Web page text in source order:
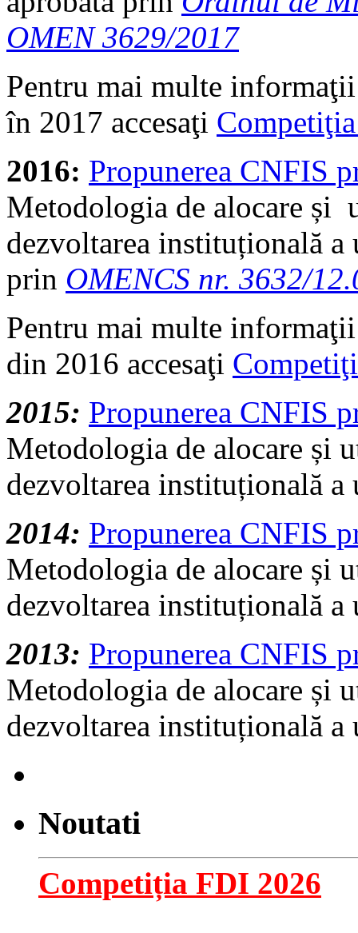
OMEN 3629/2017
Pentru mai multe
în 2017 accesaţi
2016: Propunerea CNFIS
Metodologia de alocare și
dezvoltarea instituțională
prin OMENCS nr. 3632/
Pentru mai multe
din 2016 accesaţi
2015: Propunerea CNFIS
Metodologia de alocare și
dezvoltarea instituțională
2014: Propunerea CNFIS
Metodologia de alocare și
dezvoltarea instituțională
2013: Propunerea CNFIS
Metodologia de alocare și
dezvoltarea instituțională
Noutati
Competiția FDI 2026